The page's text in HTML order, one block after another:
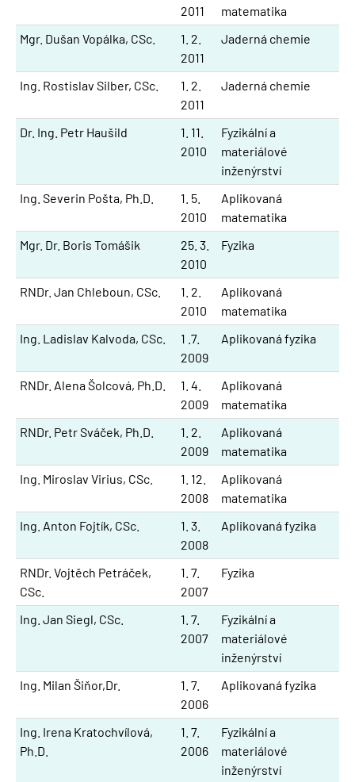
2011
matematika
Mgr. Dušan Vopálka, CSc.
1. 2.
2011
Jaderná chemie
Ing. Rostislav Silber, CSc.
1. 2.
2011
Jaderná chemie
Dr. Ing. Petr Haušild
1. 11.
2010
Fyzikální a
materiálové
inženýrství
Ing. Severin Pošta, Ph.D.
1. 5.
2010
Aplikovaná
matematika
Mgr. Dr. Boris Tomášik
25. 3.
2010
Fyzika
RNDr. Jan Chleboun, CSc.
1. 2.
2010
Aplikovaná
matematika
Ing. Ladislav Kalvoda, CSc.
1 .7.
2009
Aplikovaná fyzika
RNDr. Alena Šolcová, Ph.D.
1. 4.
2009
Aplikovaná
matematika
RNDr. Petr Sváček, Ph.D.
1. 2.
2009
Aplikovaná
matematika
Ing. Miroslav Virius, CSc.
1. 12.
2008
Aplikovaná
matematika
Ing. Anton Fojtík, CSc.
1. 3.
2008
Aplikovaná fyzika
RNDr. Vojtěch Petráček,
CSc.
1. 7.
2007
Fyzika
Ing. Jan Siegl, CSc.
1. 7.
2007
Fyzikální a
materiálové
inženýrství
Ing. Milan Šiňor,Dr.
1. 7.
2006
Aplikovaná fyzika
Ing. Irena Kratochvílová,
Ph.D.
1. 7.
2006
Fyzikální a
materiálové
inženýrství